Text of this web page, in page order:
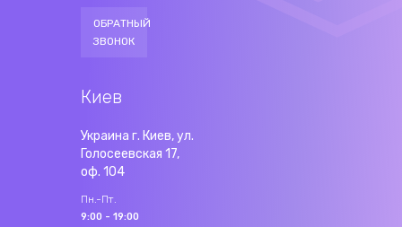
ОБРАТНЫЙ
ЗВОНОК
Киев
Украина г. Киев, ул.
Голосеевская 17,
оф. 104
Пн.-Пт.
9:00 - 19:00